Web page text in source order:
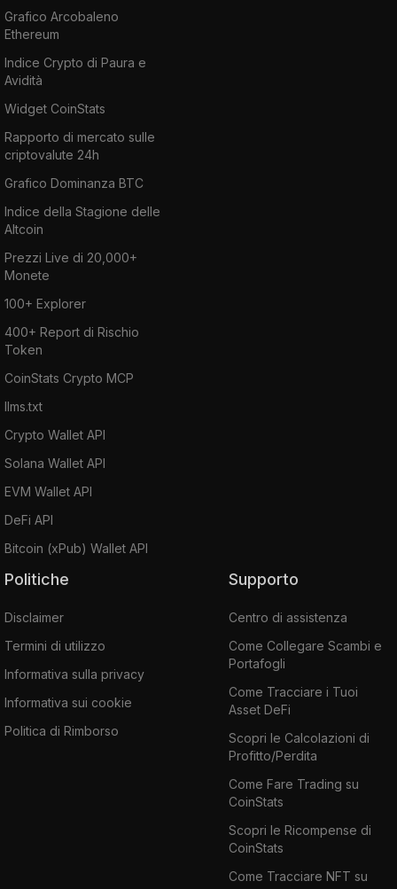
Grafico Arcobaleno
Ethereum
Indice Crypto di Paura e
Avidità
Widget CoinStats
Rapporto di mercato sulle
criptovalute 24h
Grafico Dominanza BTC
Indice della Stagione delle
Altcoin
Prezzi Live di 20,000+
Monete
100+ Explorer
400+ Report di Rischio
Token
CoinStats Crypto MCP
llms.txt
Crypto Wallet API
Solana Wallet API
EVM Wallet API
DeFi API
Bitcoin (xPub) Wallet API
Politiche
Disclaimer
Termini di utilizzo
Informativa sulla privacy
Informativa sui cookie
Politica di Rimborso
Supporto
Centro di assistenza
Come Collegare Scambi e
Portafogli
Come Tracciare i Tuoi
Asset DeFi
Scopri le Calcolazioni di
Profitto/Perdita
Come Fare Trading su
CoinStats
Scopri le Ricompense di
CoinStats
Come Tracciare NFT su